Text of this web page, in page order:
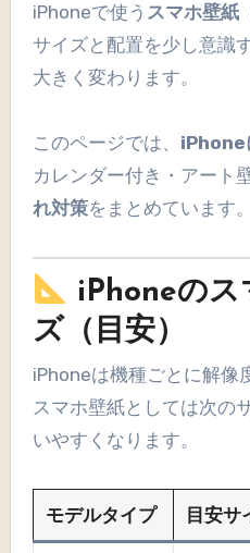
iPhoneで使う スマホ壁紙
サイズと配置を少し意識
大きく変わります。
このページでは、 iPhone
カレンダー付き・アート
れ対策をまとめています。
iPhoneのス
ズ（目安）
iPhoneは機種ごとに解像
スマホ壁紙としては次の
いやすくなります。
モデルタイプ 目安サ